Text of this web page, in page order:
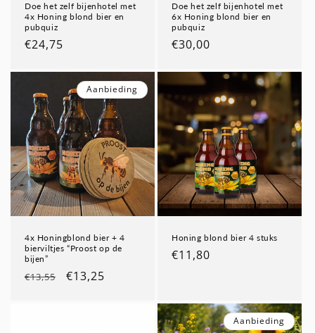
Doe het zelf bijenhotel met
4x Honing blond bier en
pubquiz
Normale
€24,75
Doe het zelf bijenhotel met
6x Honing blond bier en
pubquiz
Normale
€30,00
Aanbieding
4x Honingblond bier + 4
bierviltjes “Proost op de
bijen”
Normale
€13,55 Aanbiedingsprijs
€13,25
Honing blond bier 4 stuks
Normale
€11,80
Aanbieding